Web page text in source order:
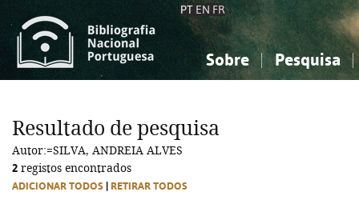
PT EN FR
Sobre Pesquisa
Ciências sociais...
Ciências sociais...
Resultado de pesquisa
Autor:=SILVA, ANDREIA ALVES
2 registos encontrados
ADICIONAR TODOS RETIRAR TODOS